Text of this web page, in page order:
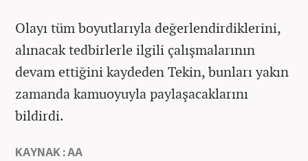
Olayı tüm boyutlarıyla değerlendirdiklerini,
alınacak tedbirlerle ilgili çalışmalarının
devam ettiğini kaydeden Tekin, bunları yakın
zamanda kamuoyuyla paylaşacaklarını
bildirdi.
KAYNAK : AA